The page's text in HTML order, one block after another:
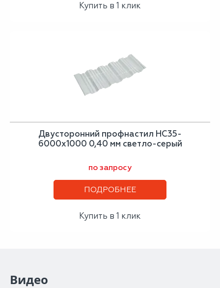
Купить в 1 клик
Двусторонний профнастил НС35-
6000х1000 0,40 мм светло-серый
по запросу
ПОДРОБНЕЕ
Купить в 1 клик
Видео